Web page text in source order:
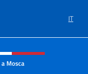
IT
e menù
Mosca